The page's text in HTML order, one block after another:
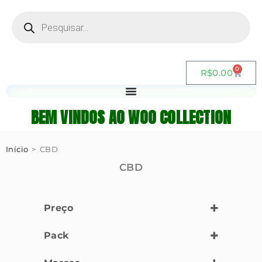
R$0.00 0
BEM VINDOS AO WOO COLLECTION
Início > CBD
CBD
Preço
Pack